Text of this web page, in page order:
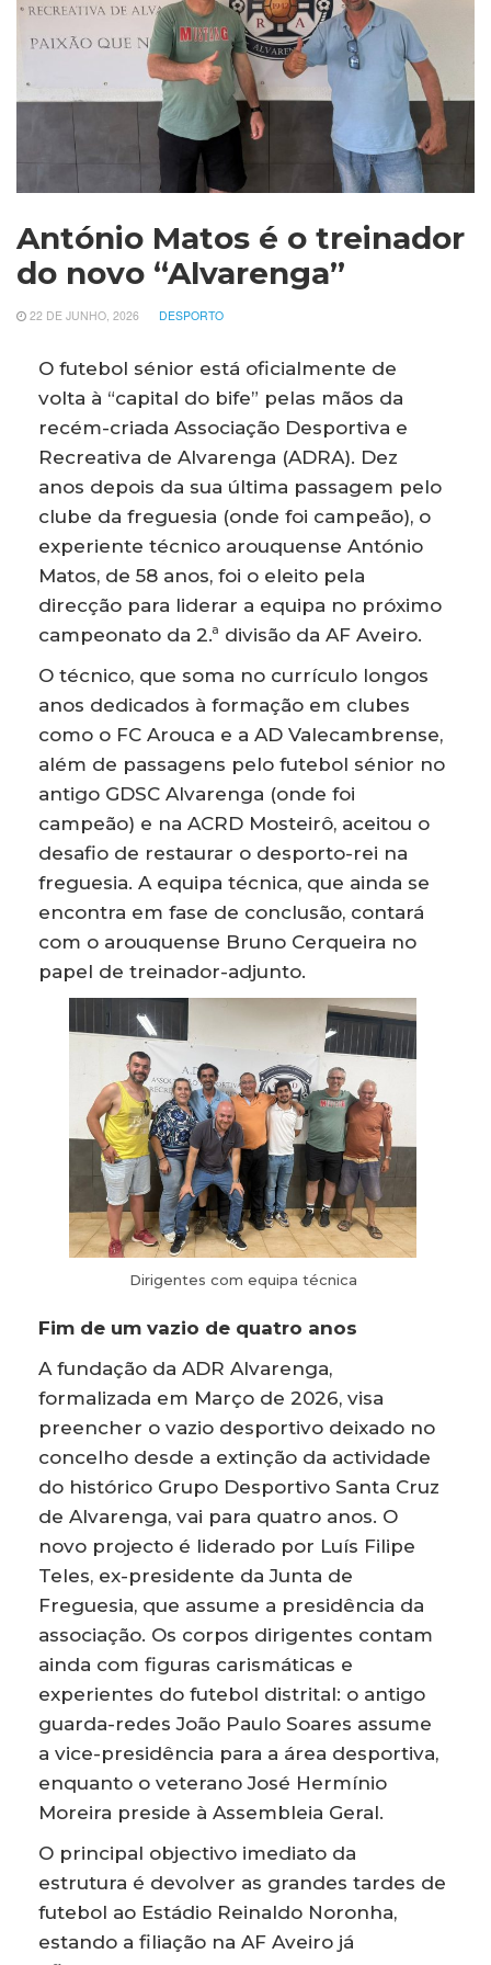
António Matos é o treinador
do novo “Alvarenga”
22 DE JUNHO, 2026 DESPORTO
O futebol sénior está oficialmente de
volta à “capital do bife” pelas mãos da
recém-criada Associação Desportiva e
Recreativa de Alvarenga (ADRA). Dez
anos depois da sua última passagem pelo
clube da freguesia (onde foi campeão), o
experiente técnico arouquense António
Matos, de 58 anos, foi o eleito pela
direcção para liderar a equipa no próximo
campeonato da 2.ª divisão da AF Aveiro.
O técnico, que soma no currículo longos
anos dedicados à formação em clubes
como o FC Arouca e a AD Valecambrense,
além de passagens pelo futebol sénior no
antigo GDSC Alvarenga (onde foi
campeão) e na ACRD Mosteirô, aceitou o
desafio de restaurar o desporto-rei na
freguesia. A equipa técnica, que ainda se
encontra em fase de conclusão, contará
com o arouquense Bruno Cerqueira no
papel de treinador-adjunto.
Dirigentes com equipa técnica
Fim de um vazio de quatro anos
A fundação da ADR Alvarenga,
formalizada em Março de 2026, visa
preencher o vazio desportivo deixado no
concelho desde a extinção da actividade
do histórico Grupo Desportivo Santa Cruz
de Alvarenga, vai para quatro anos. O
novo projecto é liderado por Luís Filipe
Teles, ex-presidente da Junta de
Freguesia, que assume a presidência da
associação. Os corpos dirigentes contam
ainda com figuras carismáticas e
experientes do futebol distrital: o antigo
guarda-redes João Paulo Soares assume
a vice-presidência para a área desportiva,
enquanto o veterano José Hermínio
Moreira preside à Assembleia Geral.
O principal objectivo imediato da
estrutura é devolver as grandes tardes de
futebol ao Estádio Reinaldo Noronha,
estando a filiação na AF Aveiro já